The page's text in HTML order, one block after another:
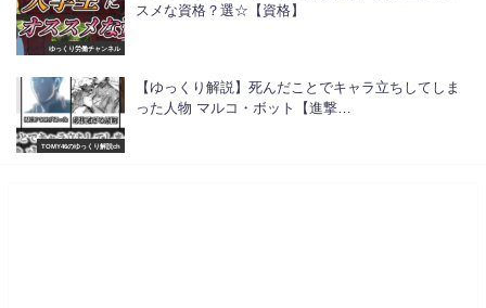
ゆっくり労働チャンネル
スメな資格？選☆【資格】
TOMY46のゆっくり解説ch
【ゆっくり解説】死んだことでキャラ立ちしてしま
った人物 マルコ・ボット【進撃…